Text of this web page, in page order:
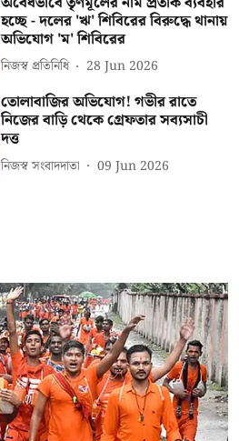
হচ্ছে - দলের 'ঋ' শিবিরের বিরুদ্ধে থানায়
অভিযোগ 'ম' শিবিরের
নিজস্ব প্রতিনিধি 28 Jun 2026
তোলাবাজির অভিযোগ! গভীর রাতে
নিজের বাড়ি থেকে গ্রেফতার সব্যসাচী
দত্ত
নিজস্ব সংবাদদাতা 09 Jun 2026